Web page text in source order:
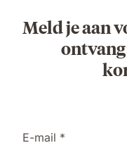
Meld je aan
E-mail *